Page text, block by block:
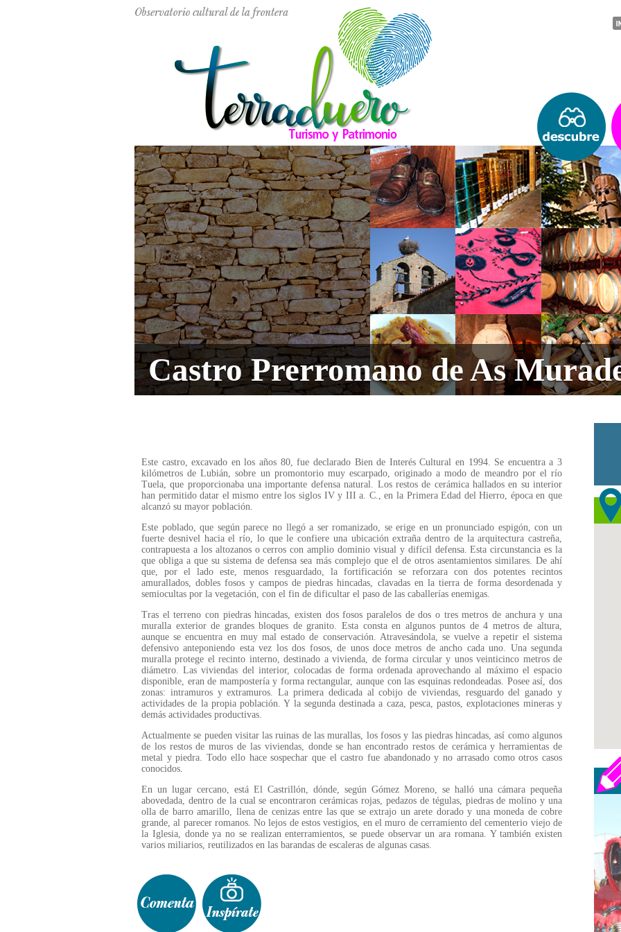
Castro Prerromano de As
Este castro, excavado en los años 80, fue declarado Bien de Interés Cultural en 1994. Se encuentra a 3
kilómetros de Lubián, sobre un promontorio muy escarpado, originado a modo de meandro por el río
Tuela, que proporcionaba una importante defensa natural. Los restos de cerámica hallados en su interior
han permitido datar el mismo entre los siglos IV y III a. C., en la Primera Edad del Hierro, época en que
alcanzó su mayor población.
Este poblado, que según parece no llegó a ser romanizado, se erige en un pronunciado espigón, con un
fuerte desnivel hacia el río, lo que le confiere una ubicación extraña dentro de la arquitectura castreña,
contrapuesta a los altozanos o cerros con amplio dominio visual y difícil defensa. Esta circunstancia es la
que obliga a que su sistema de defensa sea más complejo que el de otros asentamientos similares. De ahí
que, por el lado este, menos resguardado, la fortificación se reforzara con dos potentes recintos
amurallados, dobles fosos y campos de piedras hincadas, clavadas en la tierra de forma desordenada y
semiocultas por la vegetación, con el fin de dificultar el paso de las caballerías enemigas.
Tras el terreno con piedras hincadas, existen dos fosos paralelos de dos o tres metros de anchura y una
muralla exterior de grandes bloques de granito. Esta consta en algunos puntos de 4 metros de altura,
aunque se encuentra en muy mal estado de conservación. Atravesándola, se vuelve a repetir el sistema
defensivo anteponiendo esta vez los dos fosos, de unos doce metros de ancho cada uno. Una segunda
muralla protege el recinto interno, destinado a vivienda, de forma circular y unos veinticinco metros de
diámetro. Las viviendas del interior, colocadas de forma ordenada aprovechando al máximo el espacio
disponible, eran de mampostería y forma rectangular, aunque con las esquinas redondeadas. Posee así, dos
zonas: intramuros y extramuros. La primera dedicada al cobijo de viviendas, resguardo del ganado y
actividades de la propia población. Y la segunda destinada a caza, pesca, pastos, explotaciones mineras y
demás actividades productivas.
Actualmente se pueden visitar las ruinas de las murallas, los fosos y las piedras hincadas, así como algunos
de los restos de muros de las viviendas, donde se han encontrado restos de cerámica y herramientas de
metal y piedra. Todo ello hace sospechar que el castro fue abandonado y no arrasado como otros casos
conocidos.
En un lugar cercano, está El Castrillón, dónde, según Gómez Moreno, se halló una cámara pequeña
abovedada, dentro de la cual se encontraron cerámicas rojas, pedazos de tégulas, piedras de molino y una
olla de barro amarillo, llena de cenizas entre las que se extrajo un arete dorado y una moneda de cobre
grande, al parecer romanos. No lejos de estos vestigios, en el muro de cerramiento del cementerio viejo de
la Iglesia, donde ya no se realizan enterramientos, se puede observar un ara romana. Y también existen
varios miliarios, reutilizados en las barandas de escaleras de algunas casas.